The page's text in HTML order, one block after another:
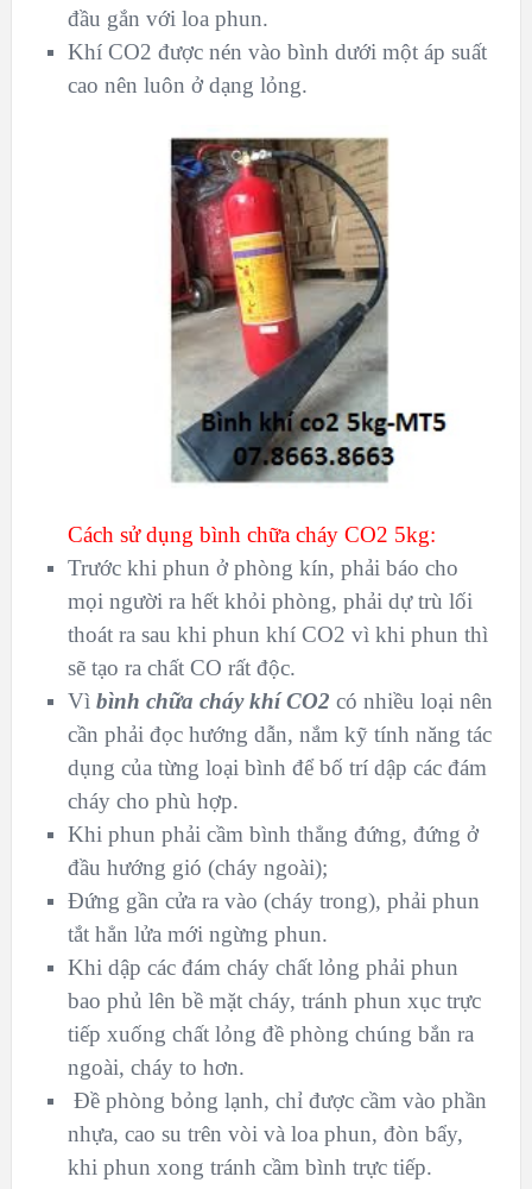
đầu gắn với loa phun.
Khí CO2 được nén vào bình dưới một áp suất
cao nên luôn ở dạng lỏng.
Cách sử dụng bình chữa cháy CO2 5kg:
Trước khi phun ở phòng kín, phải báo cho
mọi người ra hết khỏi phòng, phải dự trù lối
thoát ra sau khi phun khí CO2 vì khi phun thì
sẽ tạo ra chất CO rất độc.
Vì bình chữa cháy khí CO2 có nhiều loại nên
cần phải đọc hướng dẫn, nắm kỹ tính năng tác
dụng của từng loại bình để bố trí dập các đám
cháy cho phù hợp.
Khi phun phải cầm bình thẳng đứng, đứng ở
đầu hướng gió (cháy ngoài);
Đứng gần cửa ra vào (cháy trong), phải phun
tắt hẳn lửa mới ngừng phun.
Khi dập các đám cháy chất lỏng phải phun
bao phủ lên bề mặt cháy, tránh phun xục trực
tiếp xuống chất lỏng đề phòng chúng bắn ra
ngoài, cháy to hơn.
Đề phòng bỏng lạnh, chỉ được cầm vào phần
nhựa, cao su trên vòi và loa phun, đòn bẩy,
khi phun xong tránh cầm bình trực tiếp.